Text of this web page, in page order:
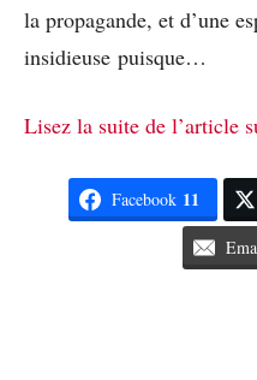
la propagande, et d’une
insidieuse puisque…
Lisez la suite de l’article
Facebook 11